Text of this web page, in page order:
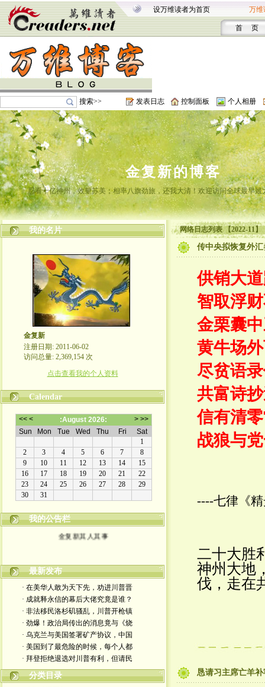
设万维读者为首页 万维
首 页
搜索>> 发表日志 控制面板 个人相册
金复新的博客
忍看十亿神州，效颦苏美；相率八旗劲旅，还我大清！欢迎访问全球最早最
我的名片
金复新
注册日期: 2011-06-02
访问总量: 2,369,154 次
点击查看我的个人资料
Calendar
我的公告栏
金复新其人其事
最新发布
· 在美华人敢为天下先，劝进川普晋
· 成就释永信的幕后大佬究竟是谁？
· 非法移民洛杉矶骚乱，川普开枪镇
· 劲爆！政治局传出的消息竟与《烧
· 乌克兰与美国签署矿产协议，中国
· 美国到了最危险的时候，每个人都
· 拜登拒绝退选对川普有利，但请民
分类目录
网络日志列表 【2022-11】
传中央拟恢复外
供销大
智取浮
金栗囊
黄牛场
尽贫语
共富诗
信有清
战狼与
----七律《
二十大胜
神州大地
伐，走在
恳请习主席亡羊